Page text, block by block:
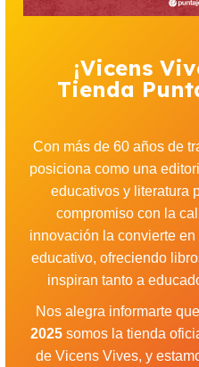
¡Vicens
Tienda
Con más de 60 años de
posiciona como una
educativos y literatura
compromiso con la
innovación la convierte
educativo, ofreciendo
inspiran tanto a
Nos alegra informarte
2025 somos la tienda
de Vicens Vives, y